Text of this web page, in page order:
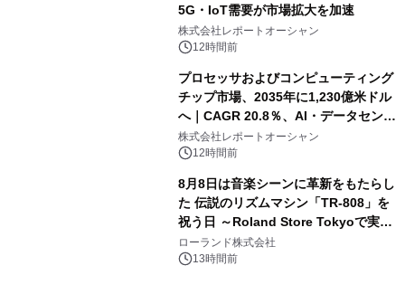
5G・IoT需要が市場拡大を加速
株式会社レポートオーシャン
12時間前
プロセッサおよびコンピューティング
チップ市場、2035年に1,230億米ドル
へ｜CAGR 20.8％、AI・データセンタ
ー需要が成長を牽引
株式会社レポートオーシャン
12時間前
8月8日は音楽シーンに革新をもたらし
た 伝説のリズムマシン「TR-808」を
祝う日 ～Roland Store Tokyoで実機
を展示しての 記念キャンペーンを開
催 英国ラジオ「NTS」の 特別プログ
ローランド株式会社
13時間前